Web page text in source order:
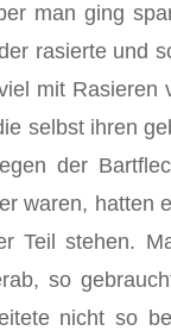
man ging
rasierte und
mit
selbst ihren
der
waren, hatten
stehen.
so
nicht so